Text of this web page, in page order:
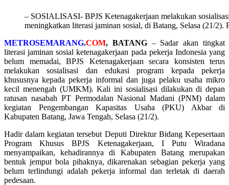
– SOSIALISASI- BPJS Ketenagakerjaan melakukan
meningkatkan literasi jaminan sosial, di Batang, Selasa (21/2).
METROSEMARANG.COM, BATANG– Sadar akan tingkat
literasi jaminan sosial ketenagakerjaan pada pekerja Indonesia yang
belum memadai, BPJS Ketenagakerjaan secara konsisten terus
melakukan sosialisasi dan edukasi program kepada pekerja
khususnya kepada pekerja informal dan juga pelaku usaha mikro
kecil menengah (UMKM). Kali ini sosialisasi dilakukan di depan
ratusan nasabah PT Permodalan Nasional Madani (PNM) dalam
kegiatan Pengembangan Kapasitas Usaha (PKU) Akbar di
Kabupaten Batang, Jawa Tengah, Selasa (21/2).
Hadir dalam kegiatan tersebut Deputi Direktur Bidang Kepesertaan
Program Khusus BPJS Ketenagakerjaan, I Putu Wiradana
menyampaikan, kehadirannya di Kabupaten Batang merupakan
bentuk jemput bola pihaknya, dikarenakan sebagian pekerja yang
belum terlindungi adalah pekerja informal dan terletak di daerah
pedesaan.